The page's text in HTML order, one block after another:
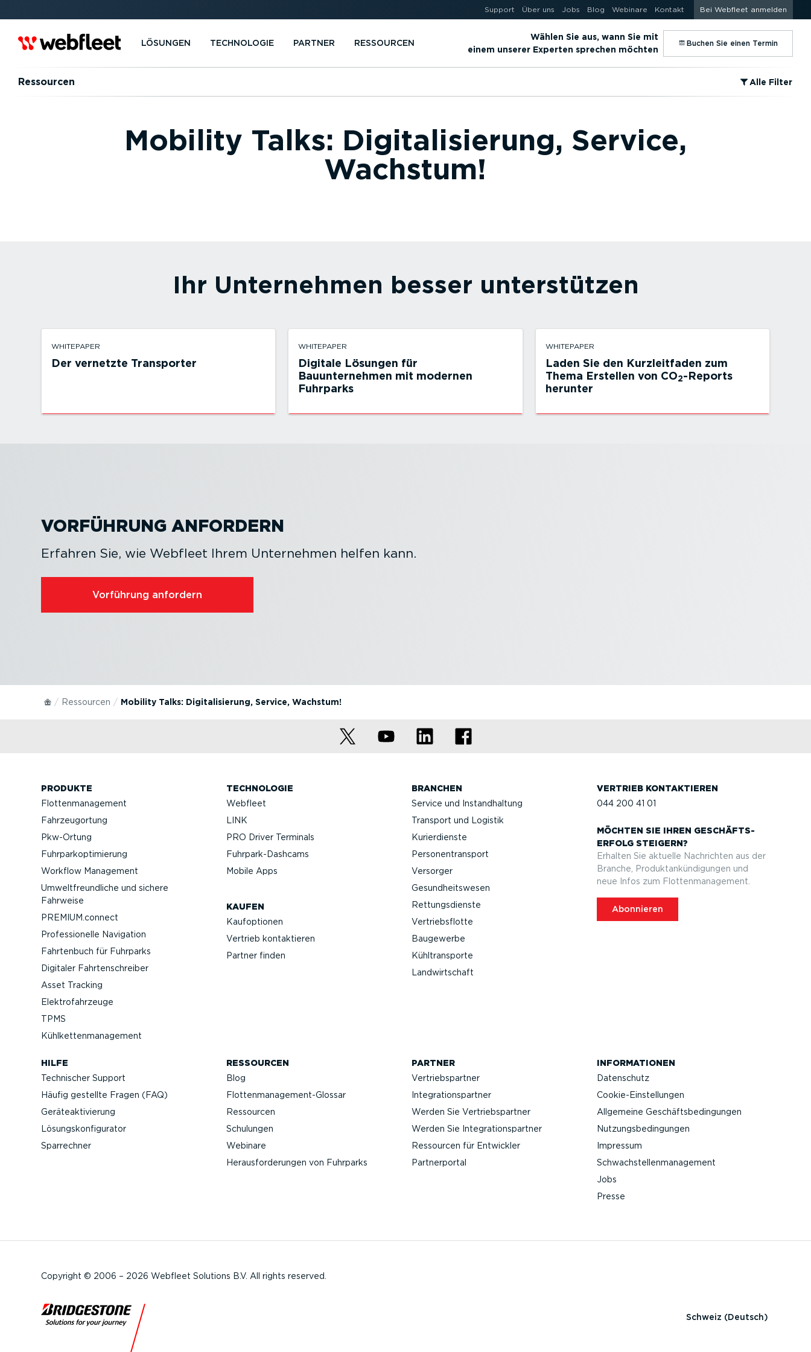
Support Über uns Jobs Blog Webinare Kontakt Bei Webfleet anmelden
LÖSUNGEN TECHNOLOGIE PARTNER RESSOURCEN
Wählen Sie aus, wann Sie mit
einem unserer Experten sprechen möchten
⁠Buchen Sie einen Termin
Ressourcen ⁠Alle Filter
Mobility Talks: Digitalisierung, Service,
Wachstum!
Ihr Unternehmen besser unter­stützen
WHITEPAPER
Der vernetzte Transporter
WHITEPAPER
Digitale Lösungen für
Bauunternehmen mit modernen
Fuhrparks
WHITEPAPER
Laden Sie den Kurzleit­faden zum
Thema Erstellen von CO2-Reports
herunter
VORFÜHRUNG ANFORDERN
Erfahren Sie, wie Webfleet Ihrem Unternehmen helfen kann.
Vorführung anfordern
Ressourcen Mobility Talks: Digitalisierung, Service, Wachstum!
PRODUKTE
Flotten­ma­nagement
Fahrzeu­g­ortung
Pkw-Ortung
Fuhrpar­k­op­ti­mierung
Workflow Management
Umwelt­freund­liche und sichere
Fahrweise
PREMIUM.connect
Profes­sio­nelle Navigation
Fahrtenbuch für Fuhrparks
Digitaler Fahrten­schreiber
Asset Tracking
Elektro­fahr­zeuge
TPMS
Kühlket­ten­ma­nagement
TECHNOLOGIE
Webfleet
LINK
PRO Driver Terminals
Fuhrpar­k-Da­shcams
Mobile Apps
KAUFEN
Kaufop­tionen
Vertrieb kontak­tieren
Partner finden
BRANCHEN
Service und Instand­haltung
Transport und Logistik
Kurier­dienste
Perso­nen­transport
Versorger
Gesund­heits­wesen
Rettungs­dienste
Vertriebs­flotte
Baugewerbe
Kühltrans­porte
Landwirt­schaft
VERTRIEB KONTAK­TIEREN
044 200 41 01
MÖCHTEN SIE IHREN GESCHÄFTS­
ERFOLG STEIGERN?
Erhalten Sie aktuelle Nachrichten aus der
Branche, Produktan­kün­di­gungen und
neue Infos zum Flotten­ma­nagement.
Abonnieren
HILFE
Technischer Support
Häufig gestellte Fragen (FAQ)
Geräteak­ti­vierung
Lösungs­kon­fi­gu­rator
Sparrechner
RESSOURCEN
Blog
Flotten­management-Glossar
Ressourcen
Schulungen
Webinare
Heraus­for­de­rungen von Fuhrparks
PARTNER
Vertriebs­partner
Integra­ti­ons­partner
Werden Sie Vertriebs­partner
Werden Sie Integra­ti­ons­partner
Ressourcen für Entwickler
Partner­portal
INFOR­MA­TIONEN
Datenschutz
Cookie-Ein­stel­lungen
Allgemeine Geschäfts­be­din­gungen
Nutzungs­be­din­gungen
Impressum
Schwach­stel­len­ma­nagement
Jobs
Presse
Copyright © 2006 – 2026 Webfleet Solutions B.V. All rights reserved.
Schweiz (Deutsch)